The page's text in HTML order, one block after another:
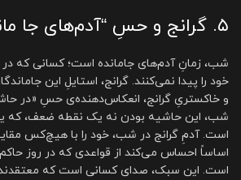
۵. گرانج و حسِ “آدم‌های جا مانده”
شب، زمانِ آدم‌های جامانده است؛ کسانی که در
خود را پیدا نمی‌کنند. گرانج، استایلِ این
و خاکستریِ گرانج، انعکاس‌دهنده‌ی حسِ «در
شب، این حاشیه بودن نه یک نقطه ضعف، که
است. آدمِ گرانج در شب، خود را با هیچ‌کس
اساساً احساس می‌کند از قواعدی که در روز
است. این سبک، صدای کسانی است که